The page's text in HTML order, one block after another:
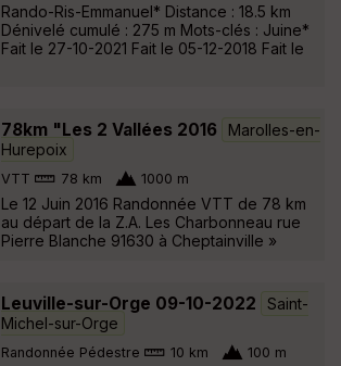
Rando-Ris-Emmanuel* Distance : 18.5 km
Dénivelé cumulé : 275 m Mots-clés : Juine*
Fait le 27-10-2021 Fait le 05-12-2018 Fait le
78km "Les 2 Vallées 2016
Marolles-en-
Hurepoix
VTT 78 km 1000 m
Le 12 Juin 2016 Randonnée VTT de 78 km
au départ de la Z.A. Les Charbonneau rue
Pierre Blanche 91630 à Cheptainville »
Leuville-sur-Orge 09-10-2022
Saint-
Michel-sur-Orge
Randonnée Pédestre 10 km 100 m